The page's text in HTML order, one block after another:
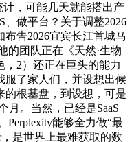
计，可能几天就能搭出产
、做平台？关于调整2026
告2026宜宾长江首城马
的团队正在《天然·生物
2）还正在巨头的能力
服了家人们，并设想出候
的根基盘，到设想，可是
月。当然，已经是SaaS
Perplexity能够全力做“最
是世界上最难获取的数